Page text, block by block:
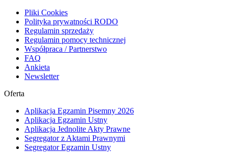
Pliki Cookies
Polityka prywatności RODO
Regulamin sprzedaży
Regulamin pomocy technicznej
Współpraca / Partnerstwo
FAQ
Ankieta
Newsletter
Oferta
Aplikacja Egzamin Pisemny 2026
Aplikacja Egzamin Ustny
Aplikacja Jednolite Akty Prawne
Segregator z Aktami Prawnymi
Segregator Egzamin Ustny